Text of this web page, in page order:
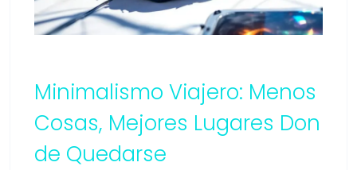
Minimalismo Viajero: Menos
Cosas, Mejores Lugares Don
De Quedarse